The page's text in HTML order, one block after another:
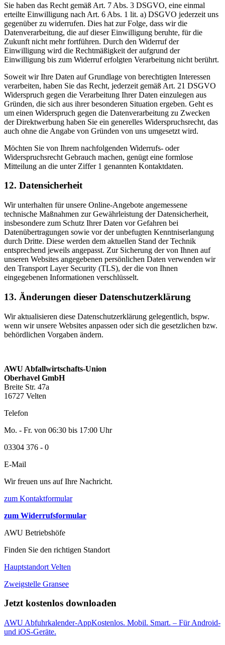
Sie haben das Recht gemäß Art. 7 Abs. 3 DSGVO, eine einmal
erteilte Einwilligung nach Art. 6 Abs. 1 lit. a) DSGVO jederzeit uns
gegenüber zu widerrufen. Dies hat zur Folge, dass wir die
Datenverarbeitung, die auf dieser Einwilligung beruhte, für die
Zukunft nicht mehr fortführen. Durch den Widerruf der
Einwilligung wird die Rechtmäßigkeit der aufgrund der
Einwilligung bis zum Widerruf erfolgten Verarbeitung nicht berührt.
Soweit wir Ihre Daten auf Grundlage von berechtigten Interessen
verarbeiten, haben Sie das Recht, jederzeit gemäß Art. 21 DSGVO
Widerspruch gegen die Verarbeitung Ihrer Daten einzulegen aus
Gründen, die sich aus ihrer besonderen Situation ergeben. Geht es
um einen Widerspruch gegen die Datenverarbeitung zu Zwecken
der Direktwerbung haben Sie ein generelles Widerspruchsrecht, das
auch ohne die Angabe von Gründen von uns umgesetzt wird.
Möchten Sie von Ihrem nachfolgenden Widerrufs- oder
Widerspruchsrecht Gebrauch machen, genügt eine formlose
Mitteilung an die unter Ziffer 1 genannten Kontaktdaten.
12. Datensicherheit
Wir unterhalten für unsere Online-Angebote angemessene
technische Maßnahmen zur Gewährleistung der Datensicherheit,
insbesondere zum Schutz Ihrer Daten vor Gefahren bei
Datenübertragungen sowie vor der unbefugten Kenntniserlangung
durch Dritte. Diese werden dem aktuellen Stand der Technik
entsprechend jeweils angepasst. Zur Sicherung der von Ihnen auf
unseren Websites angegebenen persönlichen Daten verwenden wir
den Transport Layer Security (TLS), der die von Ihnen
eingegebenen Informationen verschlüsselt.
13. Änderungen dieser Datenschutzerklärung
Wir aktualisieren diese Datenschutzerklärung gelegentlich, bspw.
wenn wir unsere Websites anpassen oder sich die gesetzlichen bzw.
behördlichen Vorgaben ändern.
AWU Abfallwirtschafts-Union
Oberhavel GmbH
Breite Str. 47a
16727 Velten
Telefon
Mo. - Fr. von 06:30 bis 17:00 Uhr
03304 376 - 0
E-Mail
Wir freuen uns auf Ihre Nachricht.
zum Kontaktformular
zum Widerrufsformular
AWU Betriebshöfe
Finden Sie den richtigen Standort
Hauptstandort Velten
Zweigstelle Gransee
Jetzt kostenlos downloaden
AWU Abfuhrkalender-AppKostenlos. Mobil. Smart. – Für Android-
und iOS-Geräte.